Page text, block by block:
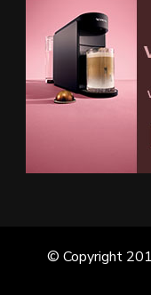
© Copyright